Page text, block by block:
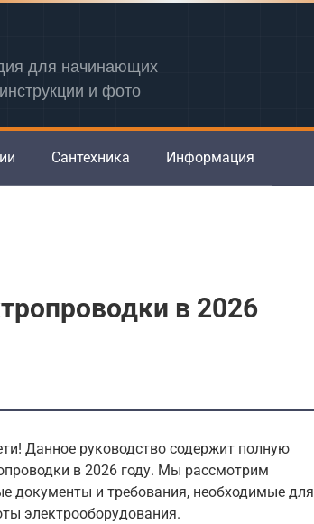
для начинающих
и фото
Сантехника Информация
в 2026
Данное руководство содержит полную
в 2026 году. Мы рассмотрим
документы и требования, необходимые для
электрооборудования.